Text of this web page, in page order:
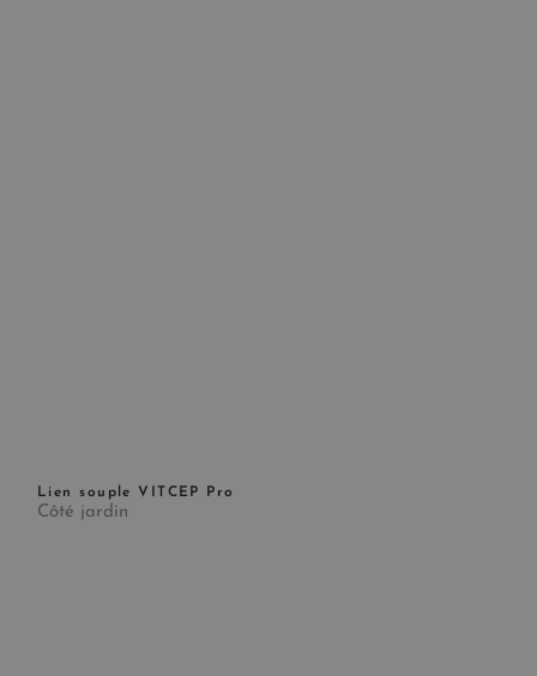
Lien souple VITCEP Pro
Côté jardin